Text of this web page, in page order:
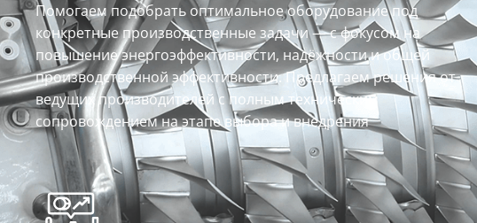
Помогаем подобрать оптимальное оборудование под
конкретные производственные задачи — с фокусом на
повышение энергоэффективности, надёжности и общей
производственной эффективности. Предлагаем решения от
ведущих производителей с полным техническим
сопровождением на этапе выбора и внедрения